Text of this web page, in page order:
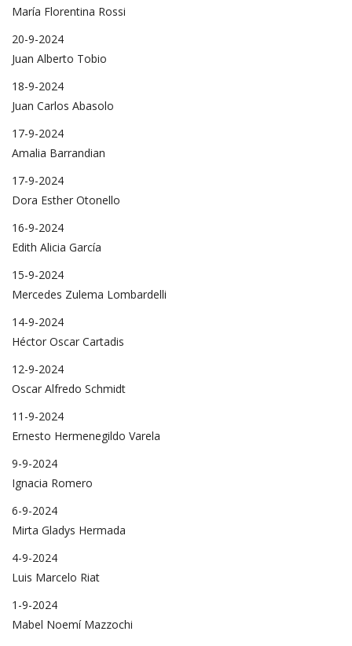
María Florentina Rossi
20-9-2024
Juan Alberto Tobio
18-9-2024
Juan Carlos Abasolo
17-9-2024
Amalia Barrandian
17-9-2024
Dora Esther Otonello
16-9-2024
Edith Alicia García
15-9-2024
Mercedes Zulema Lombardelli
14-9-2024
Héctor Oscar Cartadis
12-9-2024
Oscar Alfredo Schmidt
11-9-2024
Ernesto Hermenegildo Varela
9-9-2024
Ignacia Romero
6-9-2024
Mirta Gladys Hermada
4-9-2024
Luis Marcelo Riat
1-9-2024
Mabel Noemí Mazzochi